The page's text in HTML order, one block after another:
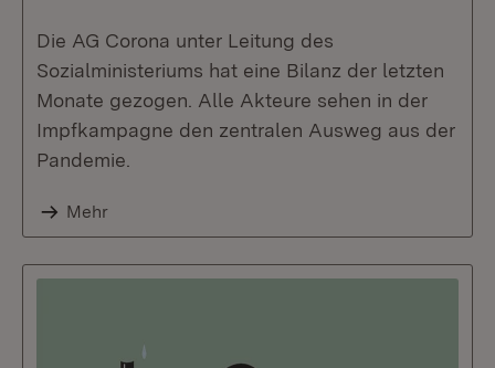
Die AG Corona unter Leitung des
Sozialministeriums hat eine Bilanz der letzten
Monate gezogen. Alle Akteure sehen in der
Impfkampagne den zentralen Ausweg aus der
Pandemie.
Mehr